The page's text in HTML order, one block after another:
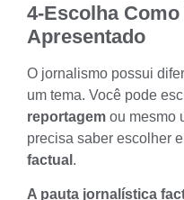
4-Escolha
Apresentado
O jornalismo possui
um tema. Você pode
reportagem ou mesmo
precisa saber escolher
factual .
A pauta jornalística